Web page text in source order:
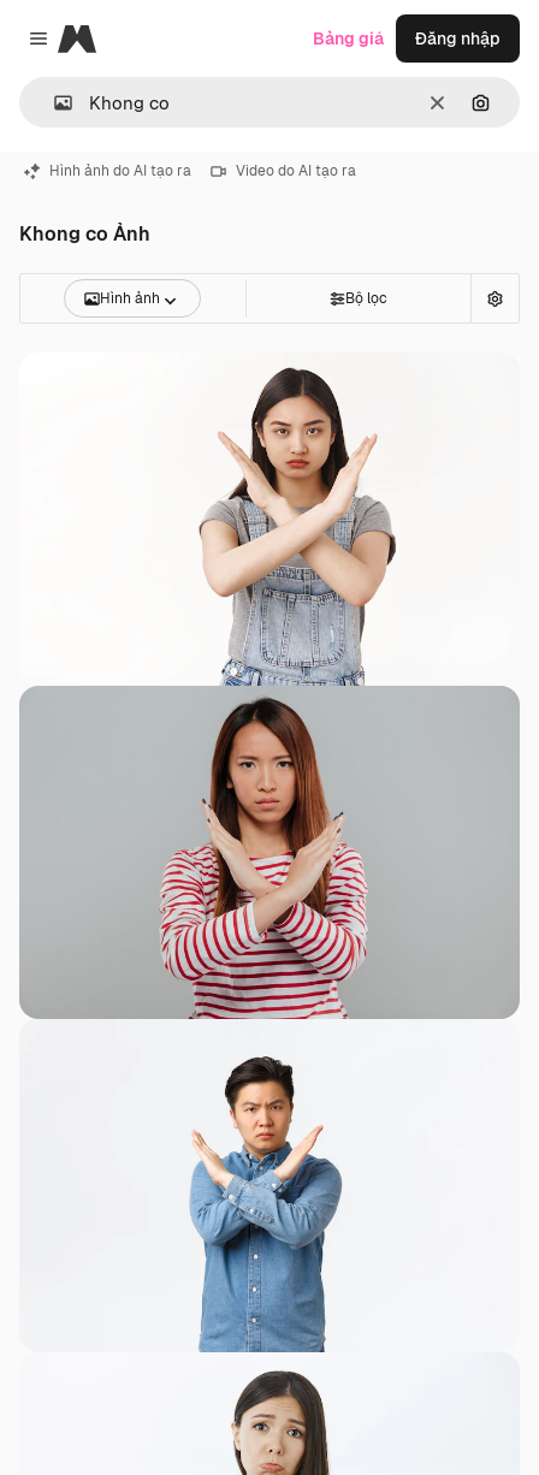
Close menu
Magnific
ThôngTìm
Bảng giá Đăng nhập
Hình ảnh do AI tạo ra Video do AI tạo ra
Khong co Ảnh
Hình ảnh Bộ lọc